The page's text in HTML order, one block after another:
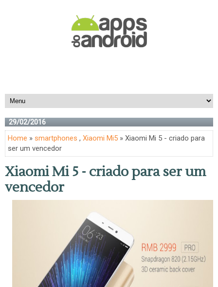
29/02/2016
Home » smartphones , Xiaomi Mi5 » Xiaomi Mi 5 - criado para
ser um vencedor
Xiaomi Mi 5 - criado para ser um
vencedor